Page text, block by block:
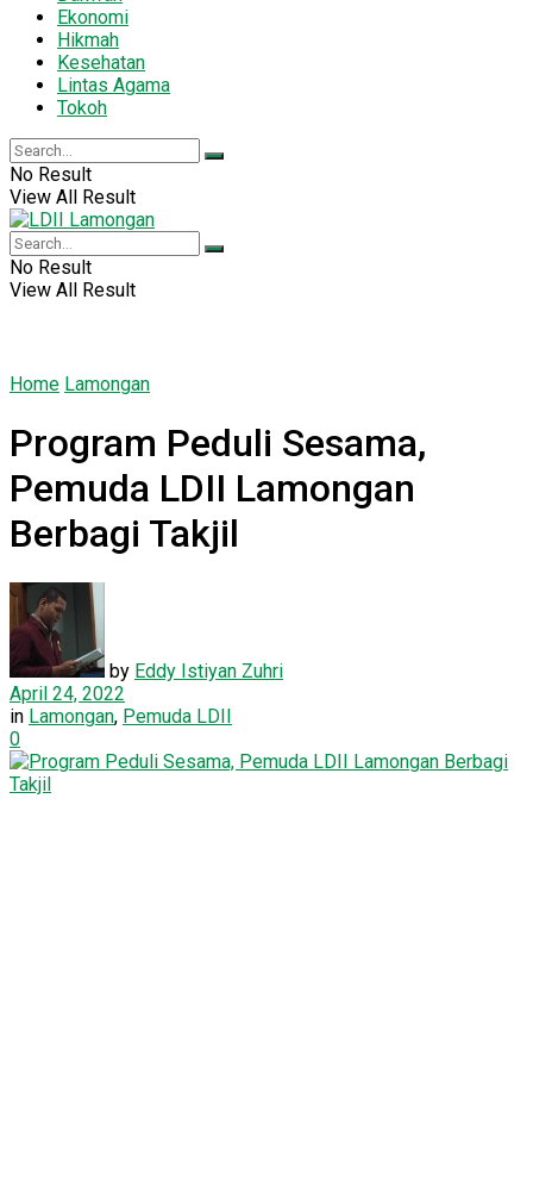
Ekonomi
Hikmah
Kesehatan
Lintas Agama
Tokoh
No Result
View All Result
No Result
View All Result
Home Lamongan
Program Peduli Sesama,
Pemuda LDII Lamongan
Berbagi Takjil
by Eddy Istiyan Zuhri
April 24, 2022
in Lamongan, Pemuda LDII
0